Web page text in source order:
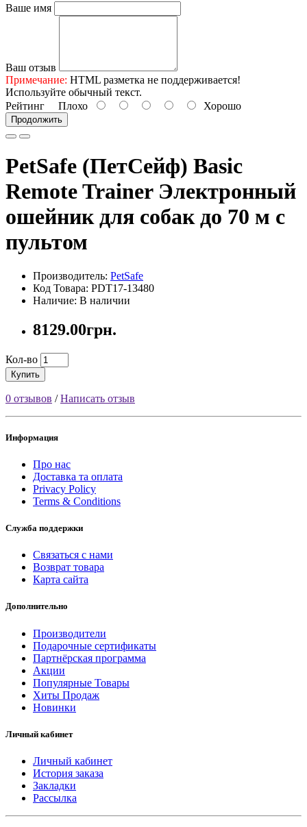
Ваше имя
Ваш отзыв
Примечание: HTML разметка не поддерживается!
Используйте обычный текст.
Рейтинг Плохо Хорошо
Продолжить
PetSafe (ПетСейф) Basic
Remote Trainer Электронный
ошейник для собак до 70 м с
пультом
Производитель: PetSafe
Код Товара: PDT17-13480
Наличие: В наличии
8129.00грн.
Кол-во
Купить
0 отзывов /Написать отзыв
Информация
Про нас
Доставка та оплата
Privacy Policy
Terms & Conditions
Служба поддержки
Связаться с нами
Возврат товара
Карта сайта
Дополнительно
Производители
Подарочные сертификаты
Партнёрская программа
Акции
Популярные Товары
Хиты Продаж
Новинки
Личный кабинет
Личный кабинет
История заказа
Закладки
Рассылка